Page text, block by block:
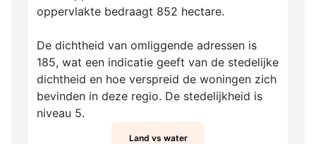
oppervlakte bedraagt 852 hectare.
De dichtheid van omliggende adressen is
185, wat een indicatie geeft van de stedelijke
dichtheid en hoe verspreid de woningen zich
bevinden in deze regio. De stedelijkheid is
niveau 5.
Land vs water